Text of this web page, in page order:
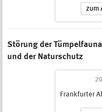
zum
Störung der
und der Naturschutz
Frankfurter